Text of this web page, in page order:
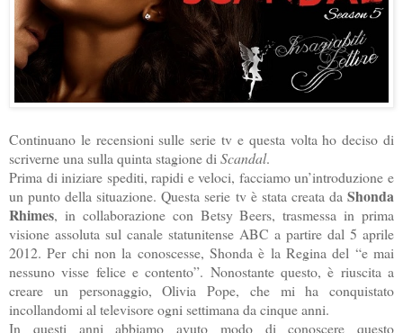
Continuano le recensioni sulle serie tv e questa volta ho deciso di
scriverne una sulla quinta stagione di Scandal.
Prima di iniziare spediti, rapidi e veloci, facciamo un’introduzione e
un punto della situazione. Questa serie tv è stata creata da Shonda
Rhimes, in collaborazione con Betsy Beers, trasmessa in prima
visione assoluta sul canale statunitense ABC a partire dal 5 aprile
2012. Per chi non la conoscesse, Shonda è la Regina del “e mai
nessuno visse felice e contento”. Nonostante questo, è riuscita a
creare un personaggio, Olivia Pope, che mi ha conquistato
incollandomi al televisore ogni settimana da cinque anni.
In questi anni abbiamo avuto modo di conoscere questo